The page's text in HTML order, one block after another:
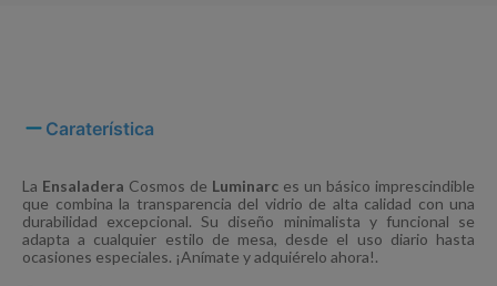
Caraterística
La Ensaladera Cosmos de Luminarc es un básico imprescindible
que combina la transparencia del vidrio de alta calidad con una
durabilidad excepcional. Su diseño minimalista y funcional se
adapta a cualquier estilo de mesa, desde el uso diario hasta
ocasiones especiales. ¡Anímate y adquiérelo ahora!.